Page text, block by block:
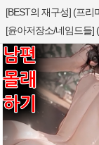
[BEST의 재구성] (프리
[윤아저장소/네임드들]